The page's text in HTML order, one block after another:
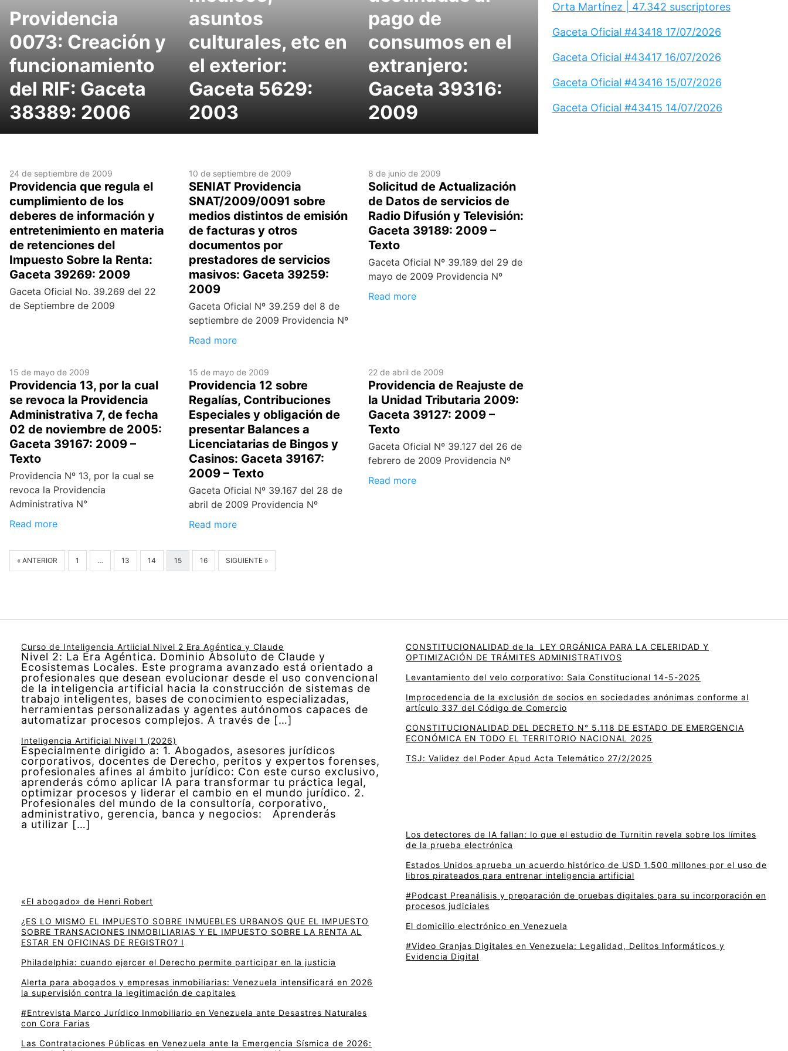
Providencia
0073: Creación y
funcionamiento
del RIF: Gaceta
38389: 2006
asuntos
culturales, etc en
el exterior:
Gaceta 5629:
2003
pago de
consumos en el
extranjero:
Gaceta 39316:
2009
24 de septiembre de 2009
Providencia que regula el
cumplimiento de los
deberes de información y
entretenimiento en materia
de retenciones del
Impuesto Sobre la Renta:
Gaceta 39269: 2009
Gaceta Oficial No. 39.269 del 22
de Septiembre de 2009
10 de septiembre de 2009
SENIAT Providencia
SNAT/2009/0091 sobre
medios distintos de emisión
de facturas y otros
documentos por
prestadores de servicios
masivos: Gaceta 39259:
2009
Gaceta Oficial Nº 39.259 del 8 de
septiembre de 2009 Providencia Nº
Read more
8 de junio de 2009
Solicitud de Actualización
de Datos de servicios de
Radio Difusión y Televisión:
Gaceta 39189: 2009 –
Texto
Gaceta Oficial Nº 39.189 del 29 de
mayo de 2009 Providencia Nº
Read more
15 de mayo de 2009
Providencia 13, por la cual
se revoca la Providencia
Administrativa 7, de fecha
02 de noviembre de 2005:
Gaceta 39167: 2009 –
Texto
Providencia Nº 13, por la cual se
revoca la Providencia
Administrativa N°
Read more
15 de mayo de 2009
Providencia 12 sobre
Regalías, Contribuciones
Especiales y obligación de
presentar Balances a
Licenciatarias de Bingos y
Casinos: Gaceta 39167:
2009 – Texto
Gaceta Oficial Nº 39.167 del 28 de
abril de 2009 Providencia Nº
Read more
22 de abril de 2009
Providencia de Reajuste de
la Unidad Tributaria 2009:
Gaceta 39127: 2009 –
Texto
Gaceta Oficial Nº 39.127 del 26 de
febrero de 2009 Providencia Nº
Read more
« ANTERIOR 1 … 13 14 15 16 SIGUIENTE »
Orta Martínez | 47.342 suscriptores
Gaceta Oficial #43418 17/07/2026
Gaceta Oficial #43417 16/07/2026
Gaceta Oficial #43416 15/07/2026
Gaceta Oficial #43415 14/07/2026
Curso de Inteligencia Artiicial Nivel 2 Era Agéntica y Claude
Nivel 2: La Era Agéntica. Dominio Absoluto de Claude y
Ecosistemas Locales. Este programa avanzado está orientado a
profesionales que desean evolucionar desde el uso convencional
de la inteligencia artificial hacia la construcción de sistemas de
trabajo inteligentes, bases de conocimiento especializadas,
herramientas personalizadas y agentes autónomos capaces de
automatizar procesos complejos. A través de […]
Inteligencia Artificial Nivel 1 (2026)
Especialmente dirigido a: 1. Abogados, asesores jurídicos
corporativos, docentes de Derecho, peritos y expertos forenses,
profesionales afines al ámbito jurídico: Con este curso exclusivo,
aprenderás cómo aplicar IA para transformar tu práctica legal,
optimizar procesos y liderar el cambio en el mundo jurídico. 2.
Profesionales del mundo de la consultoría, corporativo,
administrativo, gerencia, banca y negocios: Aprenderás
a utilizar […]
«El abogado» de Henri Robert
¿ES LO MISMO EL IMPUESTO SOBRE INMUEBLES URBANOS QUE EL IMPUESTO
SOBRE TRANSACIONES INMOBILIARIAS Y EL IMPUESTO SOBRE LA RENTA AL
ESTAR EN OFICINAS DE REGISTRO? I
Philadelphia: cuando ejercer el Derecho permite participar en la justicia
Alerta para abogados y empresas inmobiliarias: Venezuela intensificará en 2026
la supervisión contra la legitimación de capitales
#Entrevista Marco Jurídico Inmobiliario en Venezuela ante Desastres Naturales
con Cora Farias
Las Contrataciones Públicas en Venezuela ante la Emergencia Sísmica de 2026:
CONSTITUCIONALIDAD de la LEY ORGÁNICA PARA LA CELERIDAD Y
OPTIMIZACIÓN DE TRÁMITES ADMINISTRATIVOS
Levantamiento del velo corporativo: Sala Constitucional 14-5-2025
Improcedencia de la exclusión de socios en sociedades anónimas conforme al
artículo 337 del Código de Comercio
CONSTITUCIONALIDAD DEL DECRETO N° 5.118 DE ESTADO DE EMERGENCIA
ECONÓMICA EN TODO EL TERRITORIO NACIONAL 2025
TSJ: Validez del Poder Apud Acta Telemático 27/2/2025
Los detectores de IA fallan: lo que el estudio de Turnitin revela sobre los límites
de la prueba electrónica
Estados Unidos aprueba un acuerdo histórico de USD 1.500 millones por el uso de
libros pirateados para entrenar inteligencia artificial
#Podcast Preanálisis y preparación de pruebas digitales para su incorporación en
procesos judiciales
El domicilio electrónico en Venezuela
#Video Granjas Digitales en Venezuela: Legalidad, Delitos Informáticos y
Evidencia Digital